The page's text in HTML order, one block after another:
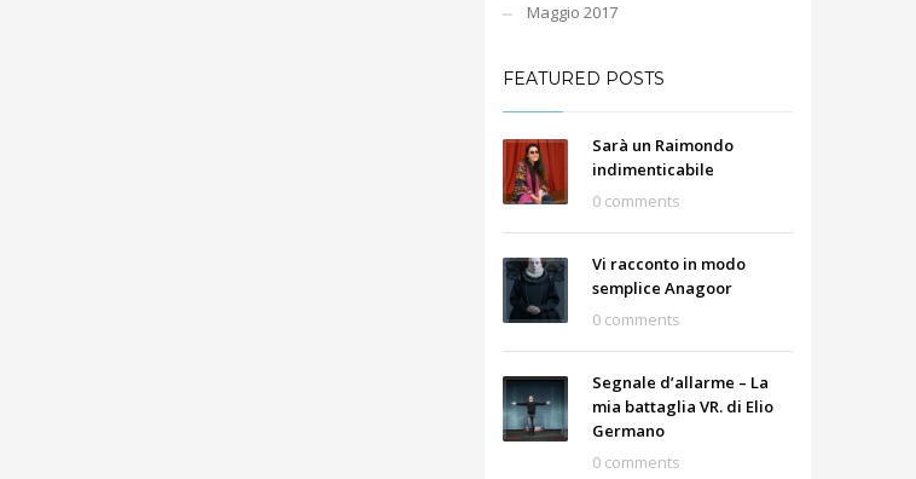
Maggio 2017
FEATURED POSTS
Sarà un Raimondo
indimenticabile
0 comments
Vi racconto in modo
semplice Anagoor
0 comments
Segnale d’allarme – La
mia battaglia VR. di Elio
Germano
0 comments